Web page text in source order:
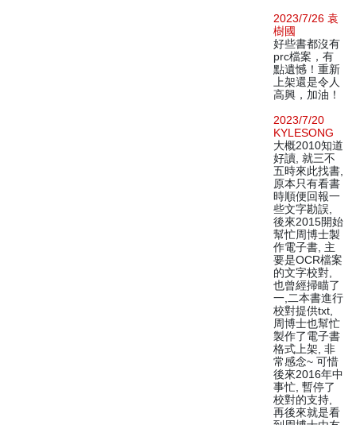
2023/7/26 袁
樹國
好些書都沒有
prc檔案，有
點遺憾！重新
上架還是令人
高興，加油！
2023/7/20
KYLESONG
大概2010知道
好讀, 就三不
五時來此找書,
原本只有看書
時順便回報一
些文字勘誤,
後來2015開始
幫忙周博士製
作電子書, 主
要是OCR檔案
的文字校對,
也曾經掃瞄了
一,二本書進行
校對提供txt,
周博士也幫忙
製作了電子書
格式上架, 非
常感念~ 可惜
後來2016年中
事忙, 暫停了
校對的支持,
再後來就是看